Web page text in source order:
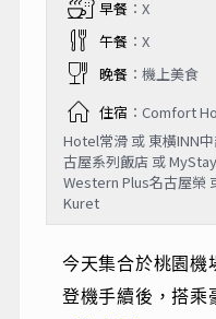
早餐：X
午餐：X
晚餐：機上美食
住宿 ：Comfort
Hotel常滑 或 東橫INN
古屋系列飯店 或
Western Plus名古屋榮
Kuret
今天集合於桃園機
登機手續後，搭乘